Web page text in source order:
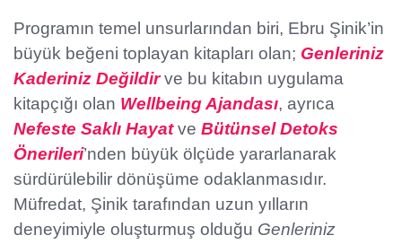
Programın temel unsurlarından biri, Ebru Şinik’in
büyük beğeni toplayan kitapları olan; Genleriniz
Kaderiniz Değildirve bu kitabın uygulama
kitapçığı olan Wellbeing Ajandası, ayrıca
Nefeste Saklı Hayatve Bütünsel Detoks
Önerileri’nden büyük ölçüde yararlanarak
sürdürülebilir dönüşüme odaklanmasıdır.
Müfredat, Şinik tarafından uzun yılların
deneyimiyle oluşturmuş olduğu Genleriniz